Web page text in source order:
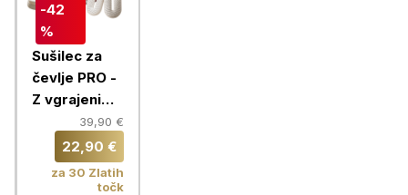
-42
%
Sušilec za
čevlje PRO -
Z vgrajenim
časovnikom
in 360°
kroženjem
39,90 €
22,90 €
za 30 Zlatih
točk